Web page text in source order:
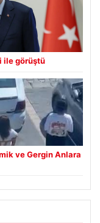
ile görüştü
ve Gergin Anlara